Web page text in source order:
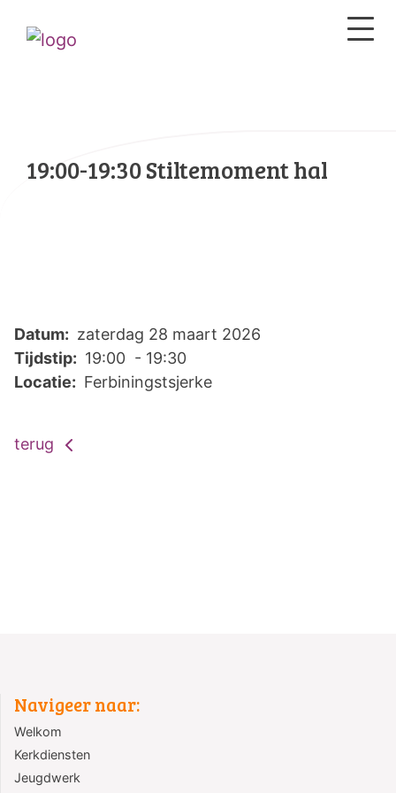
19:00-19:30 Stiltemoment hal
Datum: zaterdag 28 maart 2026
Tijdstip: 19:00 - 19:30
Locatie: Ferbiningstsjerke
terug
Navigeer naar:
Welkom
Kerkdiensten
Jeugdwerk